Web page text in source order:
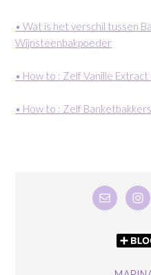
• Wat is het verschil tussen
Wijnsteenbakpoeder
• How to : Zelf Vanille Extract
• How to : Zelf